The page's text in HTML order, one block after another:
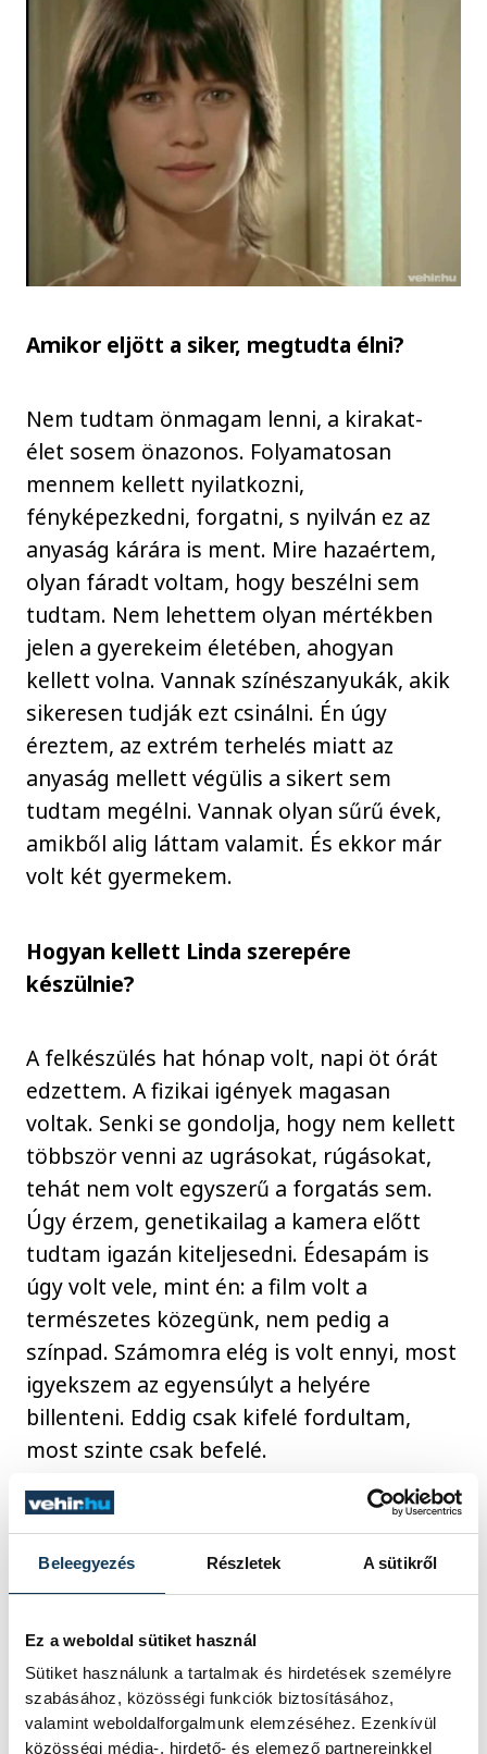
Beleegyezés Részletek A sütikről
Ez a weboldal sütiket használ
Sütiket használunk a tartalmak és hirdetések személyre
szabásához, közösségi funkciók biztosításához,
valamint weboldalforgalmunk elemzéséhez. Ezenkívül
közösségi média-, hirdető- és elemező partnereinkkel
Amikor eljött a siker, megtudta élni?
Nem tudtam önmagam lenni, a kirakat-
élet sosem önazonos. Folyamatosan
mennem kellett nyilatkozni,
fényképezkedni, forgatni, s nyilván ez az
anyaság kárára is ment. Mire hazaértem,
olyan fáradt voltam, hogy beszélni sem
tudtam. Nem lehettem olyan mértékben
jelen a gyerekeim életében, ahogyan
kellett volna. Vannak színészanyukák, akik
sikeresen tudják ezt csinálni. Én úgy
éreztem, az extrém terhelés miatt az
anyaság mellett végülis a sikert sem
tudtam megélni. Vannak olyan sűrű évek,
amikből alig láttam valamit. És ekkor már
volt két gyermekem.
Hogyan kellett Linda szerepére
készülnie?
A felkészülés hat hónap volt, napi öt órát
edzettem. A fizikai igények magasan
voltak. Senki se gondolja, hogy nem kellett
többször venni az ugrásokat, rúgásokat,
tehát nem volt egyszerű a forgatás sem.
Úgy érzem, genetikailag a kamera előtt
tudtam igazán kiteljesedni. Édesapám is
úgy volt vele, mint én: a film volt a
természetes közegünk, nem pedig a
színpad. Számomra elég is volt ennyi, most
igyekszem az egyensúlyt a helyére
billenteni. Eddig csak kifelé fordultam,
most szinte csak befelé.